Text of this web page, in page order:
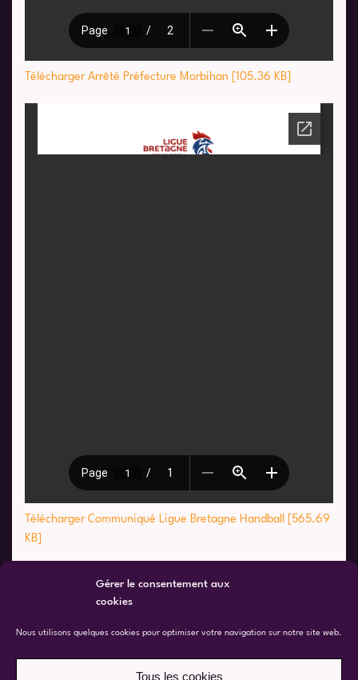
Gérer le consentement aux
cookies
Nous utilisons quelques cookies pour optimiser votre navigation sur notre site web.
Tous les cookies
Télécharger Arrêté Préfecture Morbihan [105.36 KB]
Télécharger Communiqué Ligue Bretagne Handball [565.69
KB]